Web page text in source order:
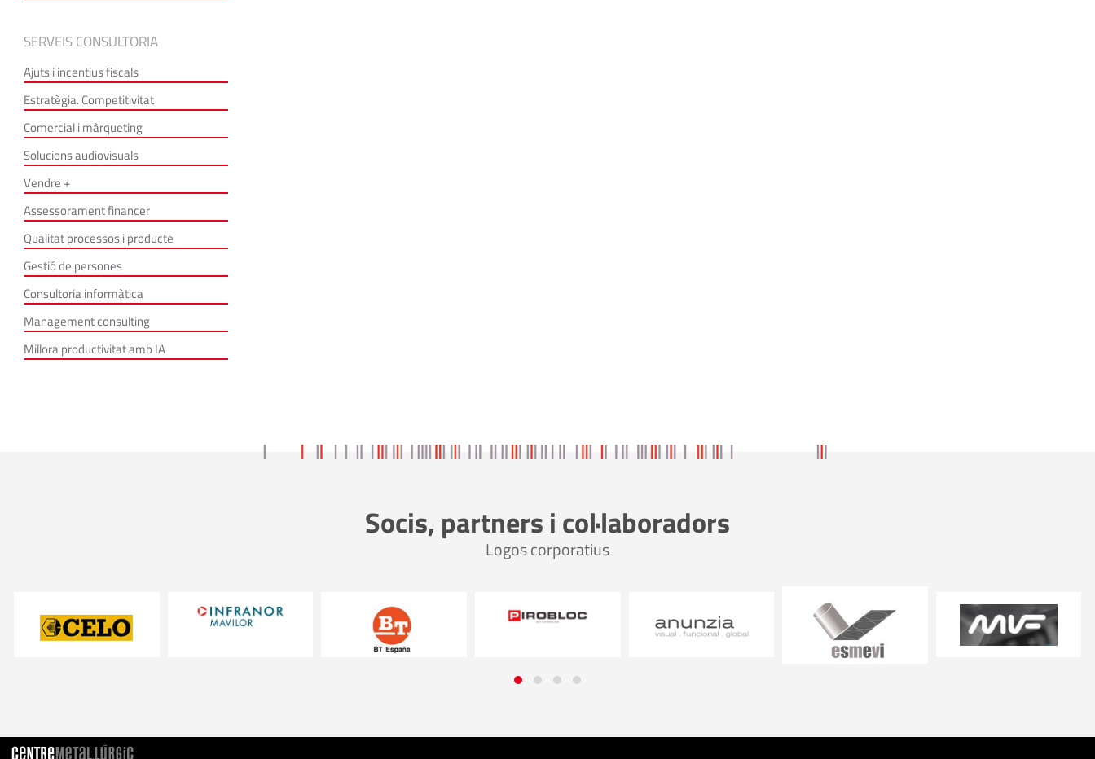
SERVEIS CONSULTORIA
Ajuts i incentius fiscals
Estratègia. Competitivitat
Comercial i màrqueting
Solucions audiovisuals
Vendre +
Assessorament financer
Qualitat processos i producte
Gestió de persones
Consultoria informàtica
Management consulting
Millora productivitat amb IA
Socis, partners i col·laboradors
Logos corporatius